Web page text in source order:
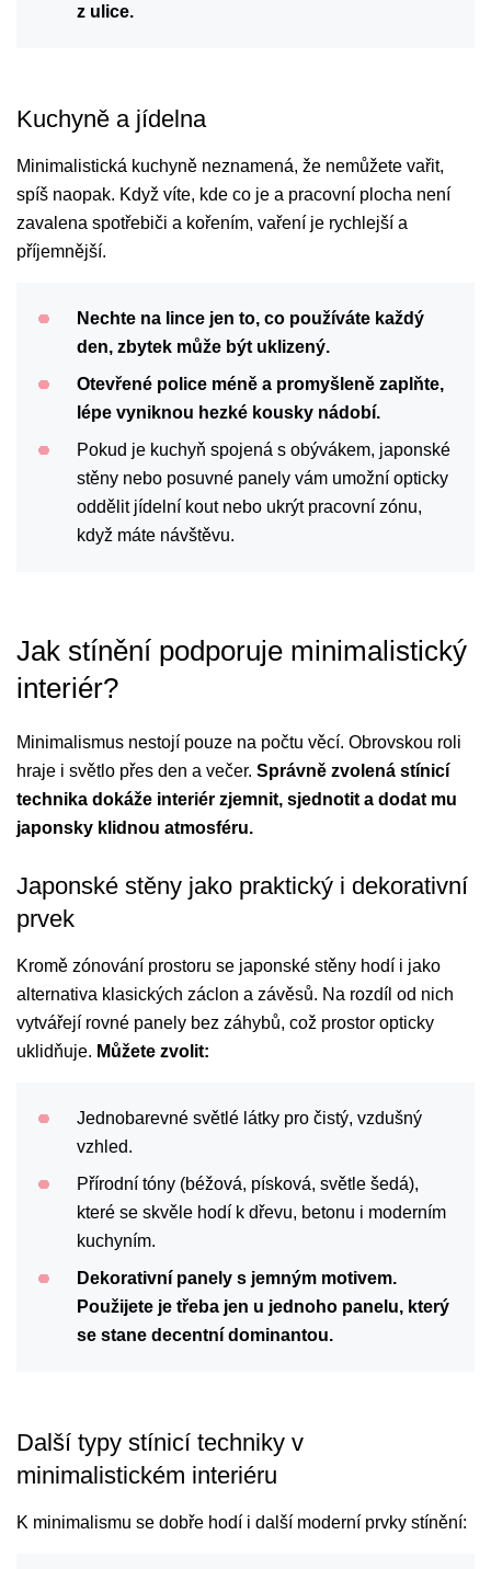
z ulice.
Kuchyně a jídelna
Minimalistická kuchyně neznamená, že nemůžete vařit,
spíš naopak. Když víte, kde co je a pracovní plocha není
zavalena spotřebiči a kořením, vaření je rychlejší a
příjemnější.
Nechte na lince jen to, co používáte každý
den, zbytek může být uklizený.
Otevřené police méně a promyšleně zaplňte,
lépe vyniknou hezké kousky nádobí.
Pokud je kuchyň spojená s obývákem, japonské
stěny nebo posuvné panely vám umožní opticky
oddělit jídelní kout nebo ukrýt pracovní zónu,
když máte návštěvu.
Jak stínění podporuje minimalistický
interiér?
Minimalismus nestojí pouze na počtu věcí. Obrovskou roli
hraje i světlo přes den a večer. Správně zvolená stínicí
technika dokáže interiér zjemnit, sjednotit a dodat mu
japonsky klidnou atmosféru.
Japonské stěny jako praktický i dekorativní
prvek
Kromě zónování prostoru se japonské stěny hodí i jako
alternativa klasických záclon a závěsů. Na rozdíl od nich
vytvářejí rovné panely bez záhybů, což prostor opticky
uklidňuje. Můžete zvolit:
Jednobarevné světlé látky pro čistý, vzdušný
vzhled.
Přírodní tóny (béžová, písková, světle šedá),
které se skvěle hodí k dřevu, betonu i moderním
kuchyním.
Dekorativní panely s jemným motivem.
Použijete je třeba jen u jednoho panelu, který
se stane decentní dominantou.
Další typy stínicí techniky v
minimalistickém interiéru
K minimalismu se dobře hodí i další moderní prvky stínění: